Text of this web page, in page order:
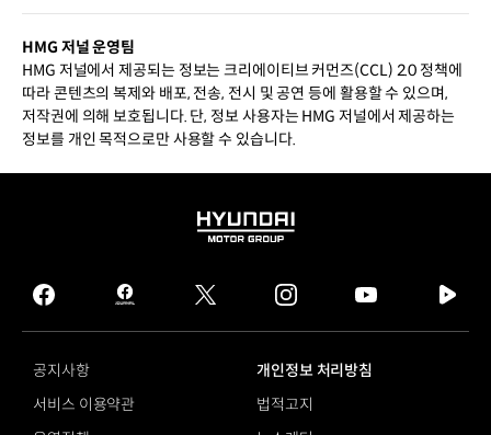
HMG 저널 운영팀
HMG 저널에서 제공되는 정보는 크리에이티브 커먼즈(CCL) 2.0 정책에
따라 콘텐츠의 복제와 배포, 전송, 전시 및 공연 등에 활용할 수 있으며,
저작권에 의해 보호됩니다. 단, 정보 사용자는 HMG 저널에서 제공하는
정보를 개인 목적으로만 사용할 수 있습니다.
HYUNDAI
GROUP
facebook
hmg
journal
twitter instagram
tv
공지사항
개인정보 처리방침
서비스 이용약관
법적고지